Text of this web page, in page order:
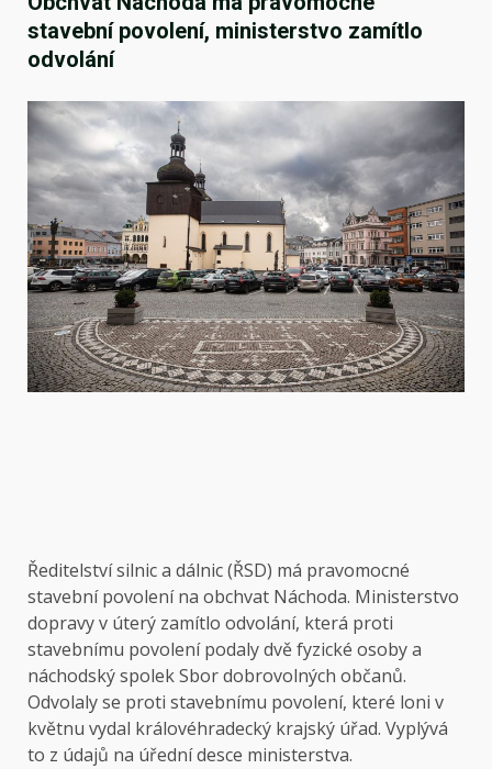
stavební povolení, ministerstvo zamítlo
odvolání
Ředitelství silnic a dálnic (ŘSD) má pravomocné
stavební povolení na obchvat Náchoda. Ministerstvo
dopravy v úterý zamítlo odvolání, která proti
stavebnímu povolení podaly dvě fyzické osoby a
náchodský spolek Sbor dobrovolných občanů.
Odvolaly se proti stavebnímu povolení, které loni v
květnu vydal královéhradecký krajský úřad. Vyplývá
to z údajů na úřední desce ministerstva.